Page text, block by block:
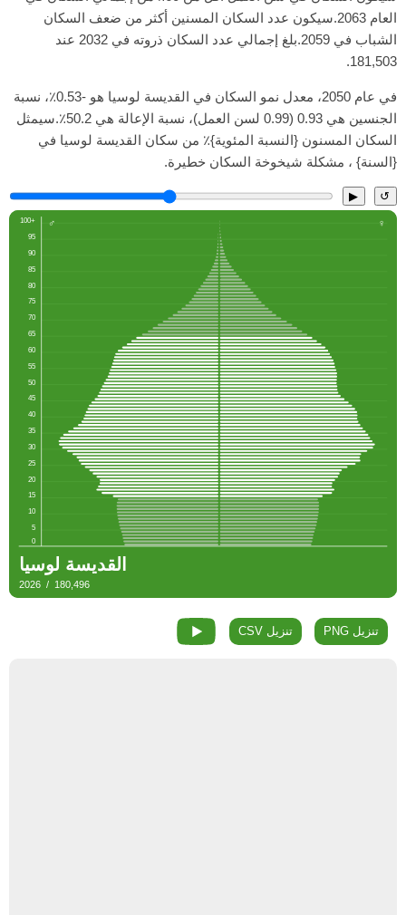
العام 2063.سيكون عدد السكان المسنين أكثر من ضعف السكان
الشباب في 2059.بلغ إجمالي عدد السكان ذروته في 2032 عند
181,503.
في عام 2050، معدل نمو السكان في القديسة لوسيا هو -0.53٪، نسبة
الجنسين هي 0.93 (0.99 لسن العمل)، نسبة الإعالة هي 50.2٪.سيمثل
السكان المسنون {النسبة المئوية}٪ من سكان القديسة لوسيا في
{السنة} ، مشكلة شيخوخة السكان خطيرة.
↺
▶
تنزيل PNG تنزيل CSV